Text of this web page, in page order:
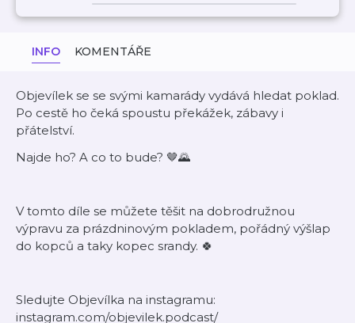
INFO KOMENTÁŘE
Objevílek se se svými kamarády vydává hledat poklad.
Po cestě ho čeká spoustu překážek, zábavy i
přátelství.
Najde ho? A co to bude? 🤎🌄
V tomto díle se můžete těšit na dobrodružnou
výpravu za prázdninovým pokladem, pořádný výšlap
do kopců a taky kopec srandy. 🍀
Sledujte Objevílka na instagramu:
instagram.com/objevilek.podcast/